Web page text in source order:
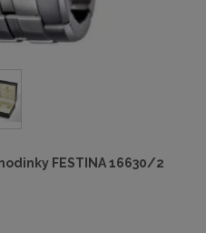
FESTINA 16630/2